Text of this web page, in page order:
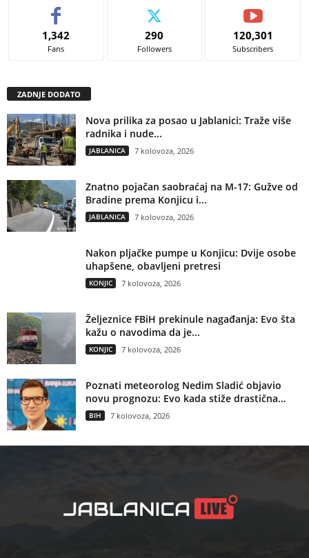
1,342
Fans
290
Followers
120,301
Subscribers
ZADNJE DODATO
Nova prilika za posao u Jablanici: Traže više
radnika i nude...
JABLANICA 7 kolovoza, 2026
Znatno pojačan saobraćaj na M-17: Gužve od
Bradine prema Konjicu i...
JABLANICA 7 kolovoza, 2026
Nakon pljačke pumpe u Konjicu: Dvije osobe
uhapšene, obavljeni pretresi
KONJIC 7 kolovoza, 2026
Željeznice FBiH prekinule nagađanja: Evo šta
kažu o navodima da je...
KONJIC 7 kolovoza, 2026
Poznati meteorolog Nedim Sladić objavio
novu prognozu: Evo kada stiže drastična...
BIH 7 kolovoza, 2026